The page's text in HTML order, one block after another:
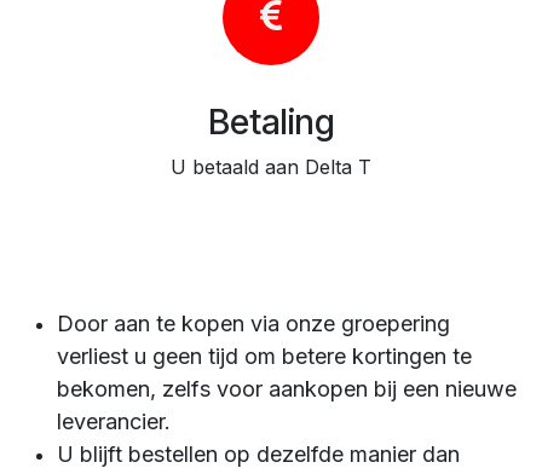
Betaling
U betaald aan Delta T
Door aan te kopen via onze groepering
verliest u geen tijd om betere kortingen te
bekomen, zelfs voor aankopen bij een nieuwe
leverancier.
U blijft bestellen op dezelfde manier dan